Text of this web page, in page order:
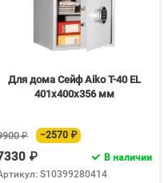
Для дома Сейф Aiko T-40 EL
401x400x356 мм
₽ −2570 ₽
₽
В наличии
S10399280414